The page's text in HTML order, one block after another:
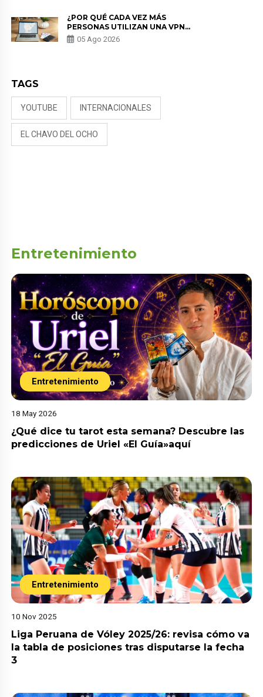
¿POR QUÉ CADA VEZ MÁS
PERSONAS UTILIZAN UNA VPN
PARA PROTEGER SU
PRIVACIDAD?
05 Ago 2026
TAGS
YOUTUBE INTERNACIONALES
EL CHAVO DEL OCHO
Entretenimiento
Entretenimiento
18 May 2026
¿Qué dice tu tarot esta semana? Descubre las
predicciones de Uriel «El Guía»aquí
Entretenimiento
10 Nov 2025
Liga Peruana de Vóley 2025/26: revisa cómo va
la tabla de posiciones tras disputarse la fecha
3